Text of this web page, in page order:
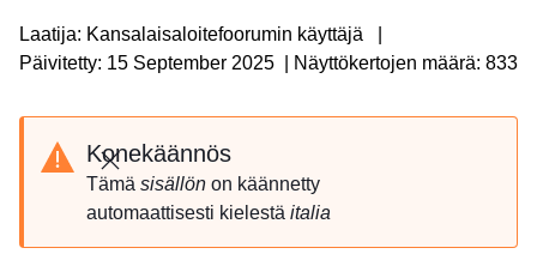
Laatija: Kansalaisaloitefoorumin käyttäjä
Päivitetty: 15 September 2025
Näyttökertojen määrä: 833
Sulje
Konekäännös
Tämä sisällön on käännetty
automaattisesti kielestä italia